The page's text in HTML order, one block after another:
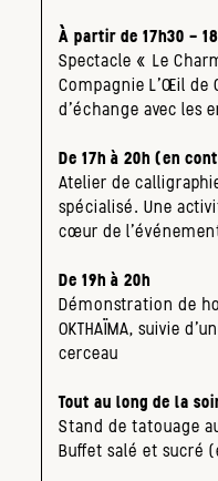
À partir de 17h30 –
Spectacle « Le
Compagnie L’Œil de
d’échange avec les
De 17h à 20h (en
Atelier de
spécialisé. Une
cœur de
De 19h à 20h
Démonstration de
OKTHAÏMA, suivie
cerceau
Tout au long de la
Stand de tatouage
Buffet salé et sucré